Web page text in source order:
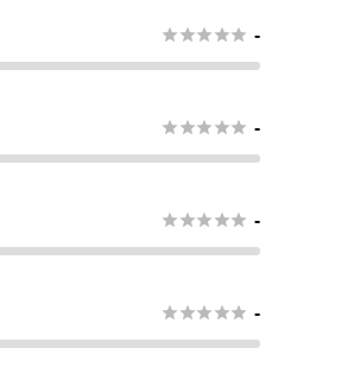
 -
 -
 -
 -